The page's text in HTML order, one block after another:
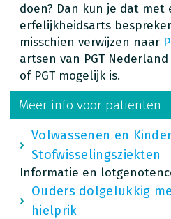
doen? Dan kun je dat met
erfelijkheidsarts
misschien verwijzen naar
artsen van PGT
of PGT mogelijk is.
Meer info voor patiënten
Volwassenen en
Stofwisselingsziekten
Informatie en
Ouders dolgelukkig
hielprik